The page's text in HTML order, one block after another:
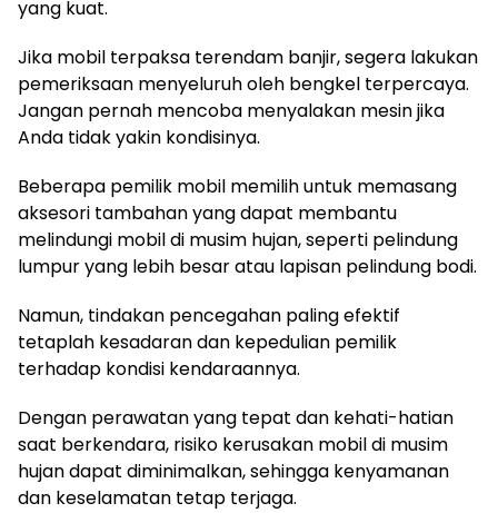
yang kuat.
Jika mobil terpaksa terendam banjir, segera lakukan
pemeriksaan menyeluruh oleh bengkel terpercaya.
Jangan pernah mencoba menyalakan mesin jika
Anda tidak yakin kondisinya.
Beberapa pemilik mobil memilih untuk memasang
aksesori tambahan yang dapat membantu
melindungi mobil di musim hujan, seperti pelindung
lumpur yang lebih besar atau lapisan pelindung bodi.
Namun, tindakan pencegahan paling efektif
tetaplah kesadaran dan kepedulian pemilik
terhadap kondisi kendaraannya.
Dengan perawatan yang tepat dan kehati-hatian
saat berkendara, risiko kerusakan mobil di musim
hujan dapat diminimalkan, sehingga kenyamanan
dan keselamatan tetap terjaga.